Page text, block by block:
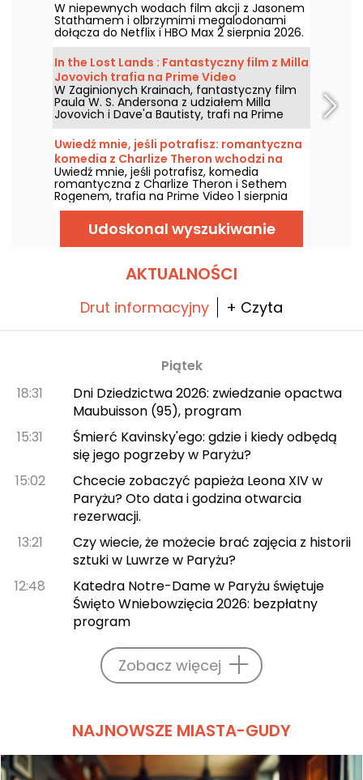
HBO Max
W niepewnych wodach film akcji z Jasonem
Stathamem i olbrzymimi megalodonami
dołącza do Netflix i HBO Max 2 sierpnia 2026.
In the Lost Lands : Fantastyczny film z Milla
Jovovich trafia na Prime Video
W Zaginionych Krainach, fantastyczny film
Paula W. S. Andersona z udziałem Milla
Jovovich i Dave'a Bautisty, trafi na Prime
Video 7 sierpnia 2026 roku.
Uwiedź mnie, jeśli potrafisz: romantyczna
komedia z Charlize Theron wchodzi na
Prime Video
Uwiedź mnie, jeśli potrafisz, komedia
romantyczna z Charlize Theron i Sethem
Rogenem, trafia na Prime Video 1 sierpnia
2026 roku.
Udoskonal wyszukiwanie
AKTUALNOŚCI
Drut informacyjny + Czyta
Piątek
18:31
Dni Dziedzictwa 2026: zwiedzanie opactwa
Maubuisson (95), program
15:31
Śmierć Kavinsky'ego: gdzie i kiedy odbędą
się jego pogrzeby w Paryżu?
15:02
Chcecie zobaczyć papieża Leona XIV w
Paryżu? Oto data i godzina otwarcia
rezerwacji.
13:21
Czy wiecie, że możecie brać zajęcia z historii
sztuki w Luwrze w Paryżu?
12:48
Katedra Notre-Dame w Paryżu świętuje
Święto Wniebowzięcia 2026: bezpłatny
program
Zobacz więcej
NAJNOWSZE MIASTA-GUDY